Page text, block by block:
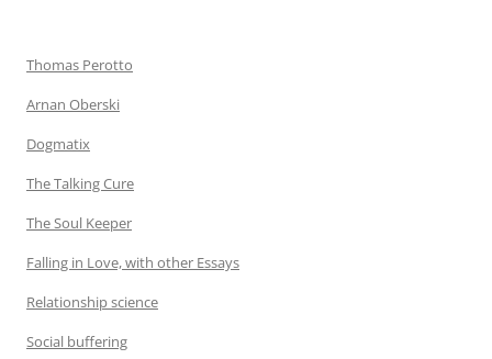
Thomas Perotto
Arnan Oberski
Dogmatix
The Talking Cure
The Soul Keeper
Falling in Love, with other Essays
Relationship science
Social buffering